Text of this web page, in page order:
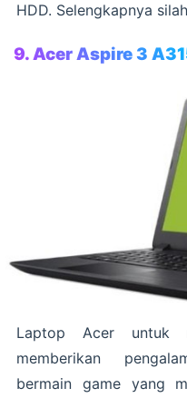
HDD. Selengkapnya
9. Acer Aspire 3
Laptop Acer untuk
memberikan
bermain game yang